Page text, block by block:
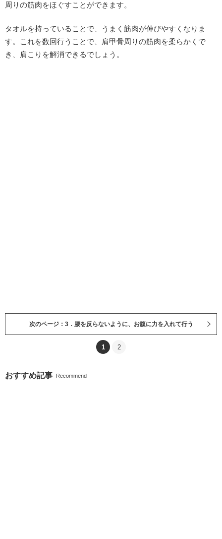
周りの筋肉をほぐすことができます。
タオルを持っていることで、うまく筋肉が伸びやすくなりま
す。これを数回行うことで、肩甲骨周りの筋肉を柔らかくで
き、肩こりを解消できるでしょう。
次のページ：3．腰を反らないように、お腹に力を入れて行う
1 2
おすすめ記事 Recommend